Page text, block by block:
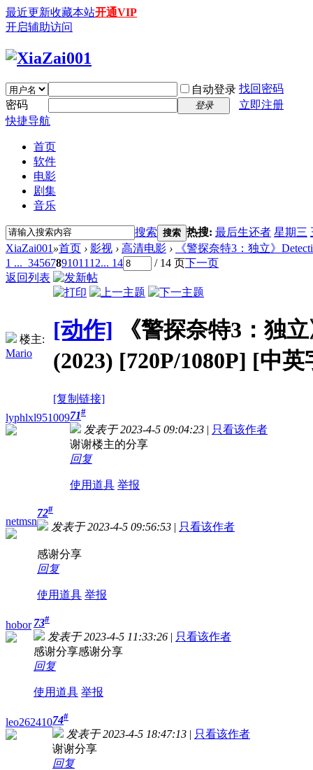
最近更新收藏本站开通VIP
开启辅助访问
自动登录 找回密码
密码
登录
立即注册
快捷导航
首页
软件
电影
剧集
音乐
搜索 搜索 热搜: 最后生还者 星期三
XiaZai001 »首页 › 影视 › 高清电影 ›
《警探奈特3：独立》
1 ... 34567891011 12... 14 / 14 页下一页
返回列表
楼主:
Mario
[动作]
《警探奈特3：独
(2023) [720P/1080P] [中
[复制链接]
lyphlxl95100971#
发表于 2023-4-5 09:04:23 | 只看该作者
谢谢楼主的分享
回复
使用道具 举报
netmsn
72#
发表于 2023-4-5 09:56:53 | 只看该作者
感谢分享
回复
使用道具 举报
hobor 73#
发表于 2023-4-5 11:33:26 | 只看该作者
感谢分享感谢分享
回复
使用道具 举报
leo26241074#
发表于 2023-4-5 18:47:13 | 只看该作者
谢谢分享
回复